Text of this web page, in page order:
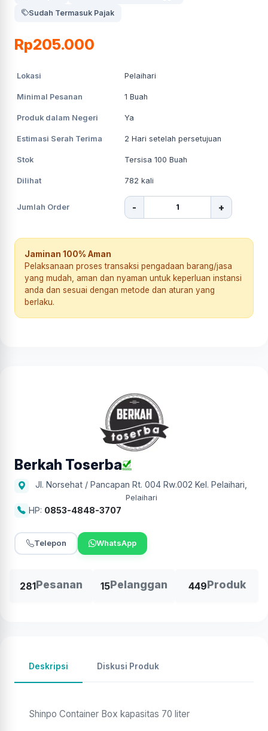
Sudah Termasuk Pajak
Rp205.000
Lokasi Pelaihari
Minimal Pesanan 1 Buah
Produk dalam Negeri Ya
Estimasi Serah Terima 2 Hari setelah persetujuan
Stok Tersisa 100 Buah
Dilihat 782 kali
Jumlah Order - +
Jaminan 100% Aman
Pelaksanaan proses transaksi pengadaan barang/jasa
yang mudah, aman dan nyaman untuk keperluan instansi
anda dan sesuai dengan metode dan aturan yang
berlaku.
Berkah Toserba
Jl. Norsehat / Pancapan Rt. 004 Rw.002 Kel. Pelaihari
Pelaihari
HP: 0853-4848-3707
Telepon WhatsApp
281Pesanan 15Pelanggan 449Produk
Deskripsi Diskusi Produk
Shinpo Container Box kapasitas 70 liter